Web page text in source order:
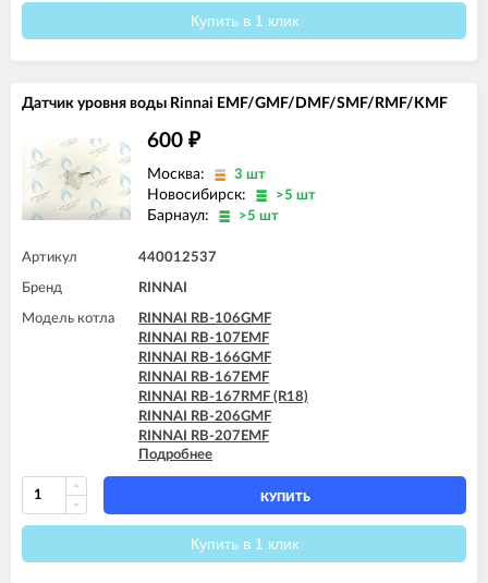
Купить в 1 клик
Датчик уровня воды Rinnai EMF/GMF/DMF/SMF/RMF/KMF
600 ₽
Москва: 3 шт
Новосибирск: >5 шт
Барнаул: >5 шт
Артикул 440012537
Бренд RINNAI
Модель котла
RINNAI RB-106GMF
RINNAI RB-107EMF
RINNAI RB-166GMF
RINNAI RB-167EMF
RINNAI RB-167RMF (R18)
RINNAI RB-206GMF
RINNAI RB-207EMF
RINNAI RB-207RMF (R24)
RINNAI RB-256GMF
RINNAI RB-257EMF
RINNAI RB-257RMF (R30)
RINNAI RB-307EMF
Подробнее
КУПИТЬ
Купить в 1 клик